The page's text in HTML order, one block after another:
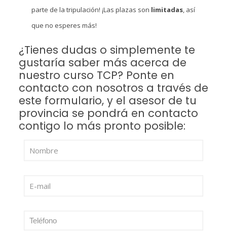
parte de la tripulación! ¡Las plazas son limitadas, así
que no esperes más!
¿Tienes dudas o simplemente te
gustaría saber más acerca de
nuestro curso TCP? Ponte en
contacto con nosotros a través de
este formulario, y el asesor de tu
provincia se pondrá en contacto
contigo lo más pronto posible: